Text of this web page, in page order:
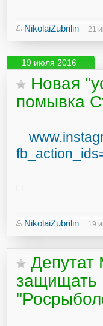
NikolaiZubrilin 21
19 июля 2016
Новая
помывка
NikolaiZubrilin 19
Депутат